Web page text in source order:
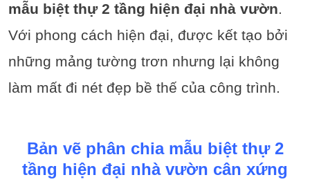
mẫu biệt thự 2 tầng hiện đại nhà vườn.
Với phong cách hiện đại, được kết tạo bởi
những mảng tường trơn nhưng lại không
làm mất đi nét đẹp bề thế của công trình.
Bản vẽ phân chia mẫu biệt thự 2
tầng hiện đại nhà vườn cân xứng